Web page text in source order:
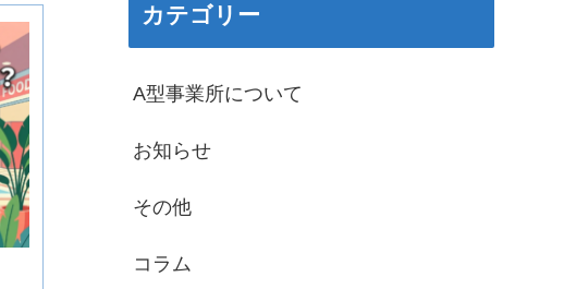
カテゴリー
A型事業所について
お知らせ
その他
コラム